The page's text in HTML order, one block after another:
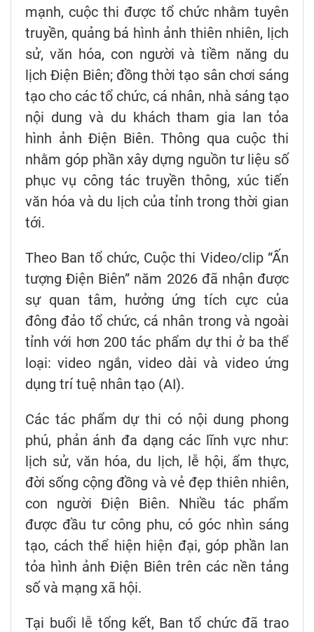
mạnh, cuộc thi được tổ chức nhằm tuyên
truyền, quảng bá hình ảnh thiên nhiên, lịch
sử, văn hóa, con người và tiềm năng du
lịch Điện Biên; đồng thời tạo sân chơi sáng
tạo cho các tổ chức, cá nhân, nhà sáng tạo
nội dung và du khách tham gia lan tỏa
hình ảnh Điện Biên. Thông qua cuộc thi
nhằm góp phần xây dựng nguồn tư liệu số
phục vụ công tác truyền thông, xúc tiến
văn hóa và du lịch của tỉnh trong thời gian
tới.
Theo Ban tổ chức, Cuộc thi Video/clip “Ấn
tượng Điện Biên” năm 2026 đã nhận được
sự quan tâm, hưởng ứng tích cực của
đông đảo tổ chức, cá nhân trong và ngoài
tỉnh với hơn 200 tác phẩm dự thi ở ba thể
loại: video ngắn, video dài và video ứng
dụng trí tuệ nhân tạo (AI).
Các tác phẩm dự thi có nội dung phong
phú, phản ánh đa dạng các lĩnh vực như:
lịch sử, văn hóa, du lịch, lễ hội, ẩm thực,
đời sống cộng đồng và vẻ đẹp thiên nhiên,
con người Điện Biên. Nhiều tác phẩm
được đầu tư công phu, có góc nhìn sáng
tạo, cách thể hiện hiện đại, góp phần lan
tỏa hình ảnh Điện Biên trên các nền tảng
số và mạng xã hội.
Tại buổi lễ tổng kết, Ban tổ chức đã trao